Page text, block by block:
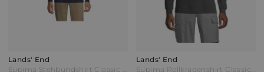
Lands' End
Supima Stehbundshirt Classic Fit Herren Blau by Lands' End
Lands' End
Supima Rollkragenshirt Classic Fit Herren Schwarz Baumwolle by Lands' End